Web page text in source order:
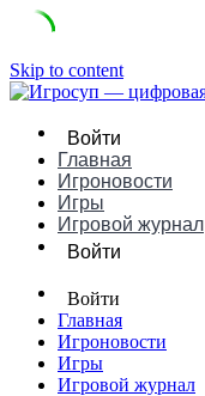
Skip to content
Войти
Главная
Игроновости
Игры
Игровой журнал
Войти
Войти
Главная
Игроновости
Игры
Игровой журнал